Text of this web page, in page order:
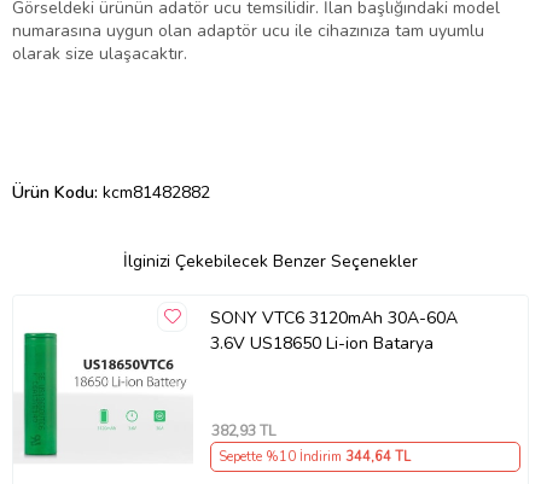
Görseldeki ürünün adatör ucu temsilidir. İlan başlığındaki model
numarasına uygun olan adaptör ucu ile cihazınıza tam uyumlu
olarak size ulaşacaktır.
Ürün Kodu: kcm81482882
İlginizi Çekebilecek Benzer Seçenekler
SONY VTC6 3120mAh 30A-60A
3.6V US18650 Li-ion Batarya
382,93 TL
Sepette %10 İndirim 344,64 TL